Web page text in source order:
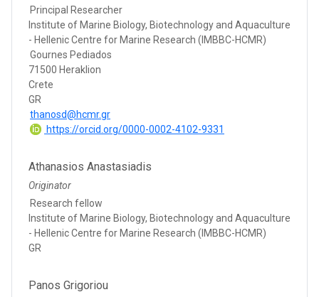
Principal Researcher
Institute of Marine Biology, Biotechnology and Aquaculture
- Hellenic Centre for Marine Research (IMBBC-HCMR)
Gournes Pediados
71500 Heraklion
Crete
GR
thanosd@hcmr.gr
https://orcid.org/0000-0002-4102-9331
Athanasios Anastasiadis
Originator
Research fellow
Institute of Marine Biology, Biotechnology and Aquaculture
- Hellenic Centre for Marine Research (IMBBC-HCMR)
GR
Panos Grigoriou